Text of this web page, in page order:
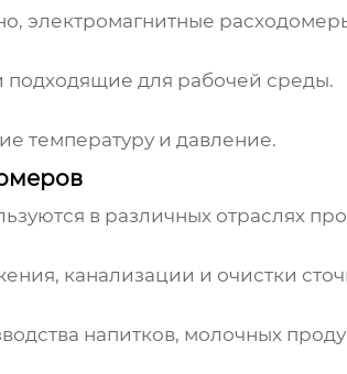
электромагнитные
подходящие для рабочей среды.
температуру и давление.
в различных отраслях
канализации и очистки
напитков, молочных